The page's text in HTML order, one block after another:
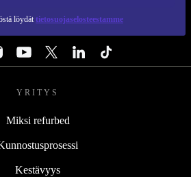
löydät tietosuojaselosteestamme
YRITYS
Miksi refurbed
Kestävyys